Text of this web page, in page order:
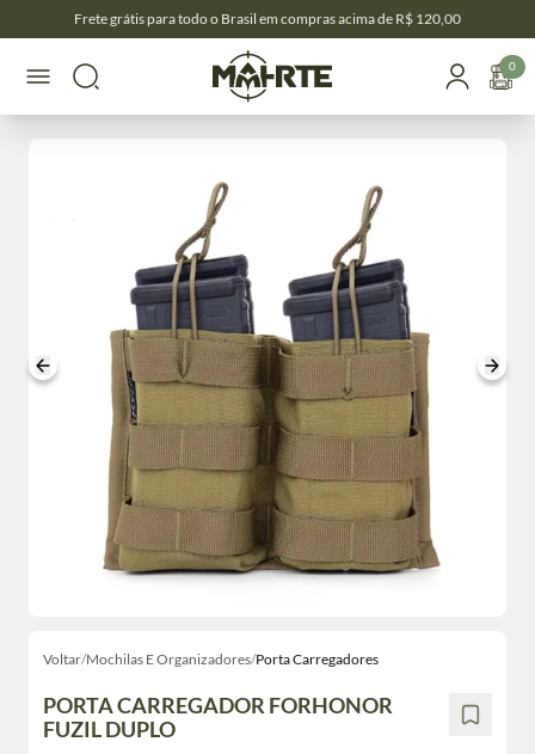
Frete grátis para todo o Brasil em compras acima de R$ 120,00
0
Voltar/Mochilas E Organizadores/Porta Carregadores
PORTA CARREGADOR FORHONOR
FUZIL DUPLO